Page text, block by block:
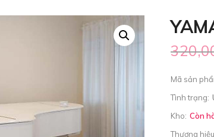
Mã sản
Tình trạng:
Kho: Còn
Thương